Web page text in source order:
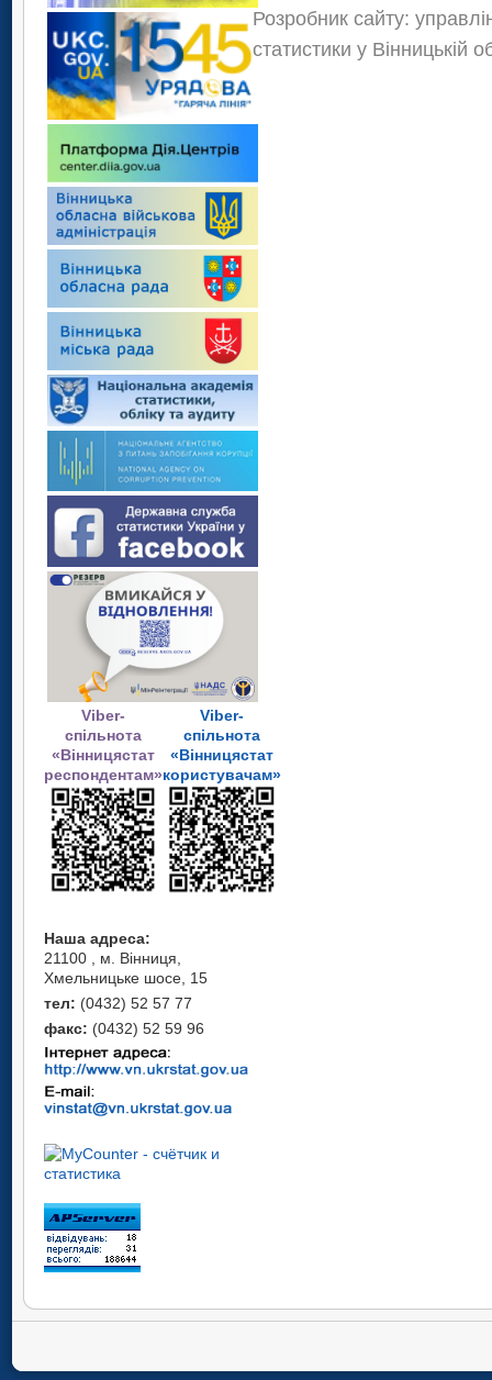
Viber-
спільнота
«Вінницястат
респондентам»
Viber-
спільнота
«Вінницястат
користувачам»
Наша адреса:
21100 , м. Вінниця,
Хмельницьке шосе, 15
тел: (0432) 52 57 77
факс: (0432) 52 59 96
Розробник сайту:
статистики у Вінницькій